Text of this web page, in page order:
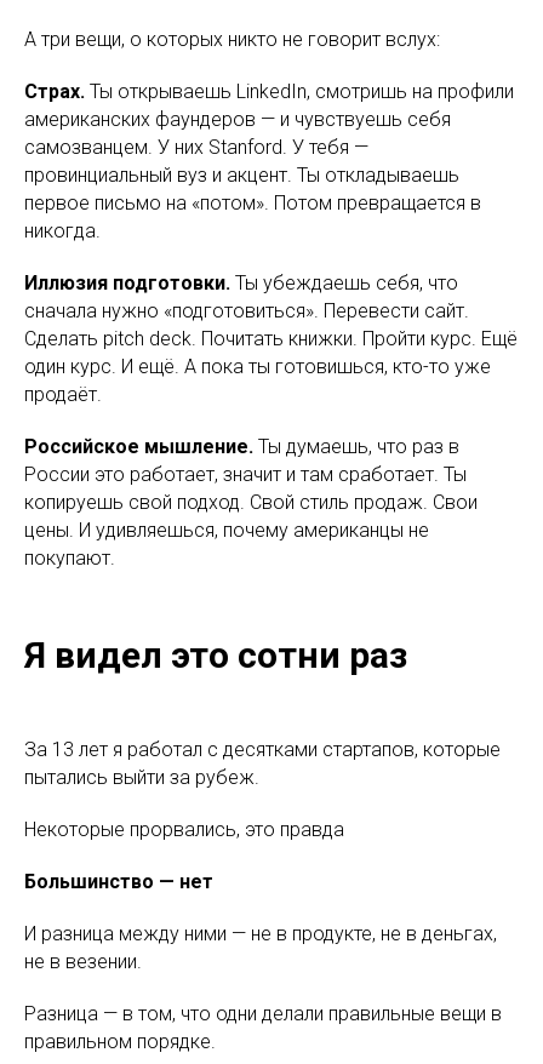
А три вещи, о которых никто не говорит вслух:
Страх. Ты открываешь LinkedIn, смотришь на профили
американских фаундеров — и чувствуешь себя
самозванцем. У них Stanford. У тебя —
провинциальный вуз и акцент. Ты откладываешь
первое письмо на «потом». Потом превращается в
никогда.
Иллюзия подготовки. Ты убеждаешь себя, что
сначала нужно «подготовиться». Перевести сайт.
Сделать pitch deck. Почитать книжки. Пройти курс. Ещё
один курс. И ещё. А пока ты готовишься, кто-то уже
продаёт.
Российское мышление. Ты думаешь, что раз в
России это работает, значит и там сработает. Ты
копируешь свой подход. Свой стиль продаж. Свои
цены. И удивляешься, почему американцы не
покупают.
Я видел это сотни раз
За 13 лет я работал с десятками стартапов, которые
пытались выйти за рубеж.
Некоторые прорвались, это правда
Большинство — нет
И разница между ними — не в продукте, не в деньгах,
не в везении.
Разница — в том, что одни делали правильные вещи в
правильном порядке.